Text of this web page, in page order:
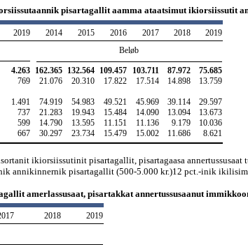
pisartagallit aamma ataatsimut ikiorsiissutit
2019 2014 2015 2016 2017 2018
2019
Beløb
4.263 162.365 132.564 109.457 103.711 87.972
75.685
769 21.076 20.310 17.822 17.514 14.898
13.759
1.491 74.919 54.983 49.521 45.969 39.114
29.597
737 21.283 19.943 15.484 14.090 13.094
13.673
599 14.790 13.595 11.151 11.136 9.179
10.036
667 30.297 23.734 15.479 15.002 11.686 8.621
ikiorsiissutinit pisartagallit, pisartagaasa
annikinnernik pisartagallit (500-5.000 kr.)12 pct.-inik
amerlassusaat, pisartakkat annertussusaanut
2018
2019